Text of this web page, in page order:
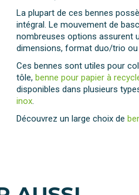
La plupart de ces bennes
intégral. Le mouvement de
nombreuses options assurent
dimensions, format duo/trio
Ces bennes sont utiles pour
tôle, benne pour papier à
disponibles dans plusieurs
inox.
Découvrez un large choix de